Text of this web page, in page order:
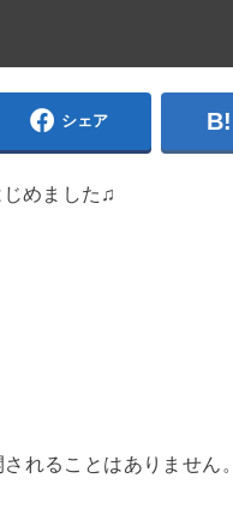
シェア
めました♫
れることはありません。